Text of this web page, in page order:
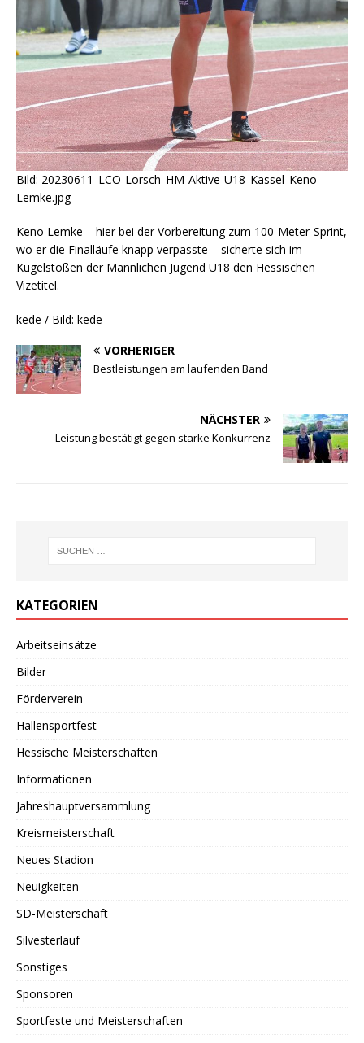
Bild: 20230611_LCO-Lorsch_HM-Aktive-U18_Kassel_Keno-
Lemke.jpg
Keno Lemke – hier bei der Vorbereitung zum 100-Meter-Sprint,
wo er die Finalläufe knapp verpasste – sicherte sich im
Kugelstoßen der Männlichen Jugend U18 den Hessischen
Vizetitel.
kede / Bild: kede
VORHERIGER
Bestleistungen am laufenden Band
NÄCHSTER
Leistung bestätigt gegen starke Konkurrenz
KATEGORIEN
Arbeitseinsätze
Bilder
Förderverein
Hallensportfest
Hessische Meisterschaften
Informationen
Jahreshauptversammlung
Kreismeisterschaft
Neues Stadion
Neuigkeiten
SD-Meisterschaft
Silvesterlauf
Sonstiges
Sponsoren
Sportfeste und Meisterschaften